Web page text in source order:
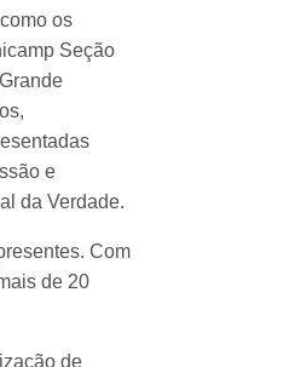
os
Seção
e
da Verdade.
Com
de 20
de